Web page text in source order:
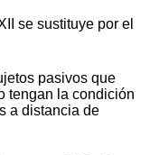
se sustituye por el
pasivos que
tengan la condición
a distancia de